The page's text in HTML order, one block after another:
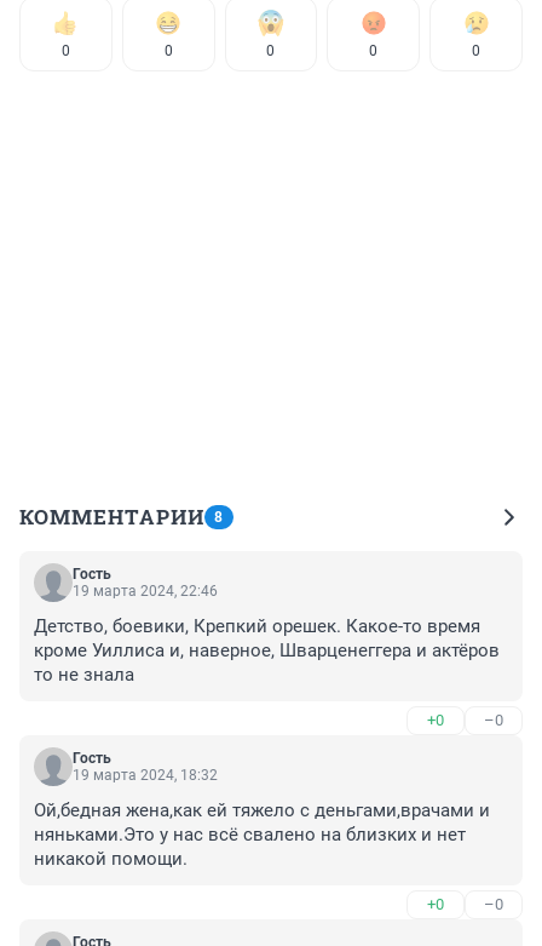
0 0 0 0 0
КОММЕНТАРИИ 8
Гость
19 марта 2024, 22:46
Детство, боевики, Крепкий орешек. Какое-то время
кроме Уиллиса и, наверное, Шварценеггера и актёров
то не знала
+0 –0
Гость
19 марта 2024, 18:32
Ой,бедная жена,как ей тяжело с деньгами,врачами и
няньками.Это у нас всё свалено на близких и нет
никакой помощи.
+0 –0
Гость